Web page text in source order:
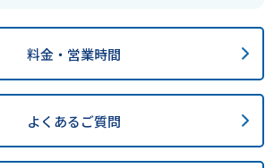
料金・営業時間
よくあるご質問